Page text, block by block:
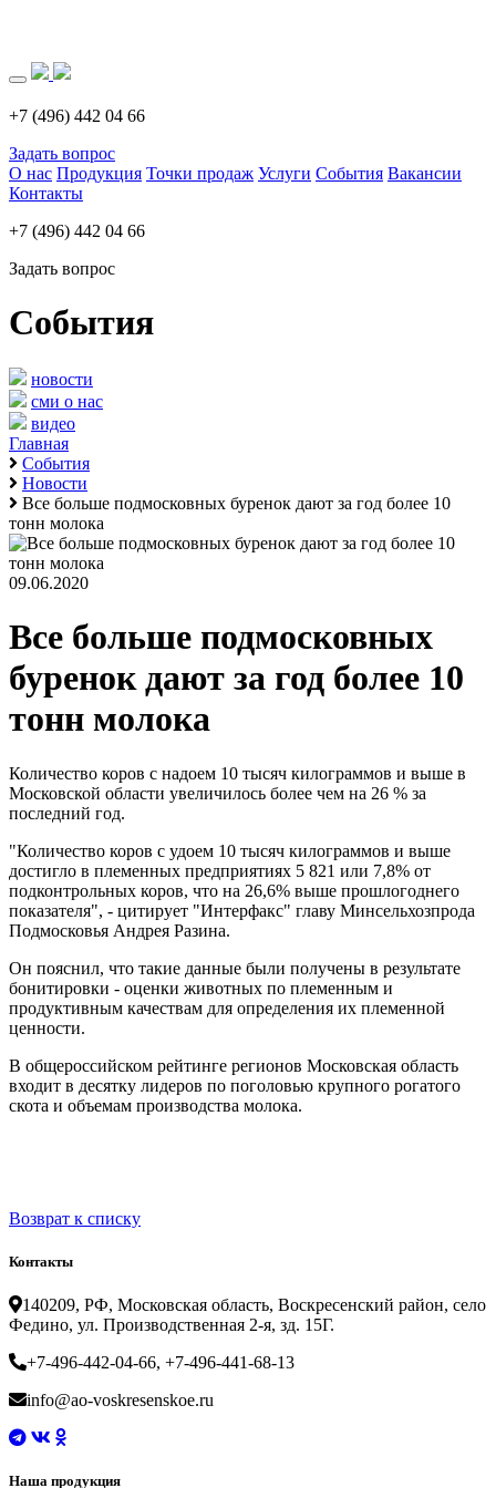
+7 (496) 442 04 66
Задать вопрос
О нас Продукция Точки продаж Услуги События Вакансии
Контакты
+7 (496) 442 04 66
Задать вопрос
События
новости
сми о нас
видео
Главная
События
Новости
Все больше подмосковных буренок дают за год более 10
тонн молока
09.06.2020
Все больше подмосковных
буренок дают за год более 10
тонн молока
Количество коров с надоем 10 тысяч килограммов и выше в
Московской области увеличилось более чем на 26 % за
последний год.
"Количество коров с удоем 10 тысяч килограммов и выше
достигло в племенных предприятиях 5 821 или 7,8% от
подконтрольных коров, что на 26,6% выше прошлогоднего
показателя", - цитирует "Интерфакс" главу Минсельхозпрода
Подмосковья Андрея Разина.
Он пояснил, что такие данные были получены в результате
бонитировки - оценки животных по племенным и
продуктивным качествам для определения их племенной
ценности.
В общероссийском рейтинге регионов Московская область
входит в десятку лидеров по поголовью крупного рогатого
скота и объемам производства молока.
Возврат к списку
Контакты
140209, РФ, Московская область, Воскресенский район, село
Федино, ул. Производственная 2-я, зд. 15Г.
+7-496-442-04-66, +7-496-441-68-13
info@ao-voskresenskoe.ru
Наша продукция